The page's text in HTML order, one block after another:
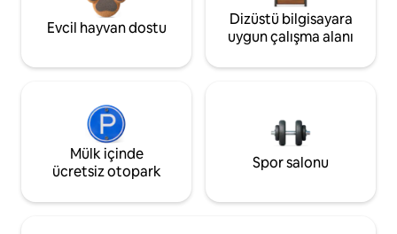
Evcil hayvan dostu
Dizüstü bilgisayara
uygun çalışma alanı
Mülk içinde
ücretsiz otopark
Spor salonu